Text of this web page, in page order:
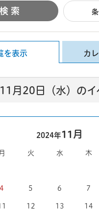
を表示 カ
月20日（水）のイ
2024年11月
月 火 水 木
4 5 6 7
12 13 14